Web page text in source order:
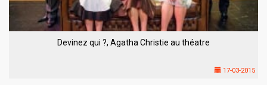
Devinez qui ?, Agatha Christie au théatre
17-03-2015